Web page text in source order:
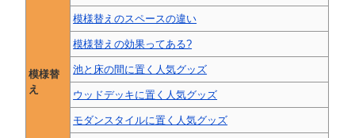
模様替
え
模様替えのスペースの違い
模様替えの効果ってある?
池と床の間に置く人気グッズ
ウッドデッキに置く人気グッズ
モダンスタイルに置く人気グッズ